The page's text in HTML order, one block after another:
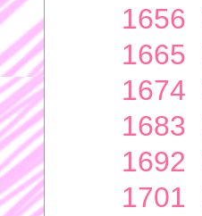
1656
1665
1674
1683
1692
1701